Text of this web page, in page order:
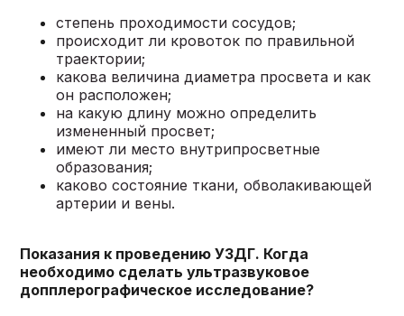
степень проходимости сосудов;
происходит ли кровоток по правильной
траектории;
какова величина диаметра просвета и как
он расположен;
на какую длину можно определить
измененный просвет;
имеют ли место внутрипросветные
образования;
каково состояние ткани, обволакивающей
артерии и вены.
Показания к проведению УЗДГ. Когда
необходимо сделать ультразвуковое
допплерографическое исследование?